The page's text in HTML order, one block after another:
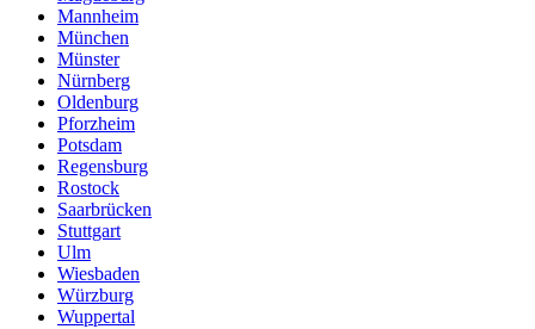
Mannheim
München
Münster
Nürnberg
Oldenburg
Pforzheim
Potsdam
Regensburg
Rostock
Saarbrücken
Stuttgart
Ulm
Wiesbaden
Würzburg
Wuppertal